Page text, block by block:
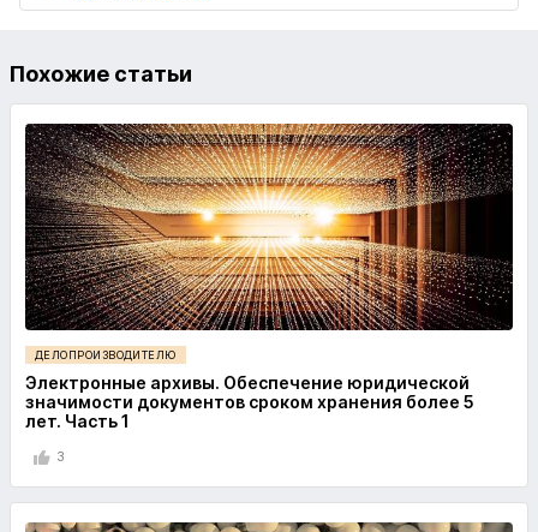
Похожие статьи
ДЕЛОПРОИЗВОДИТЕЛЮ
Электронные архивы. Обеспечение юридической
значимости документов сроком хранения более 5
лет. Часть 1
3